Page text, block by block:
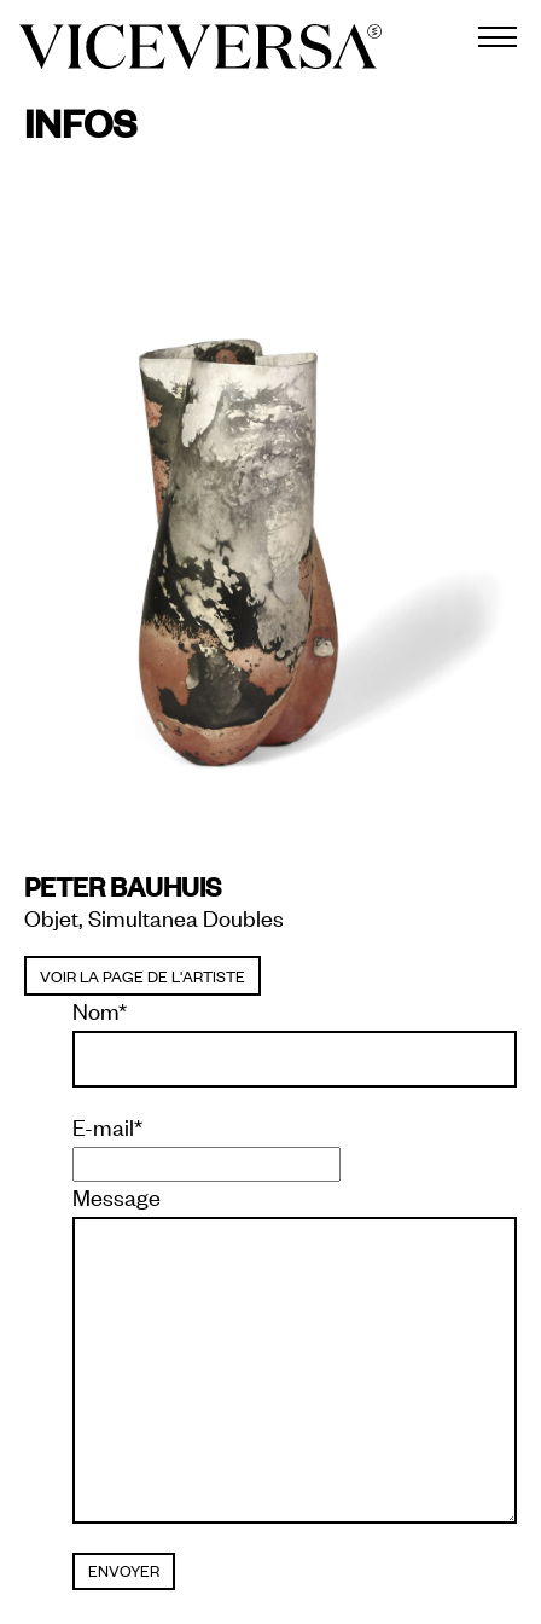
INFOS
PETER BAUHUIS
Objet, Simultanea Doubles
VOIR LA PAGE DE L'ARTISTE
Nom*
E-mail*
Message